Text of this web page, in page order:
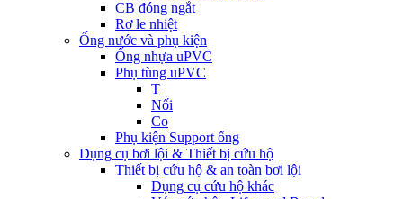
CB đóng ngắt
Rơ le nhiệt
Ống nước và phụ kiện
Ống nhựa uPVC
Phụ tùng uPVC
T
Nối
Co
Phụ kiện Support ống
Dụng cụ bơi lội & Thiết bị cứu hộ
Thiết bị cứu hộ & an toàn bơi lội
Dụng cụ cứu hộ khác